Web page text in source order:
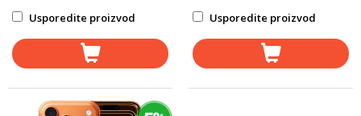
Usporedite proizvod Usporedite proizvod